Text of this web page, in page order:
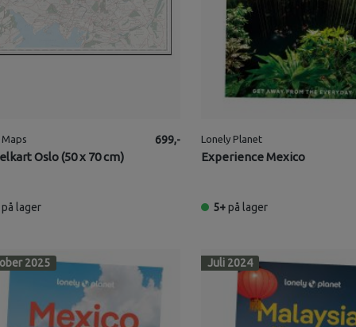
Oslo (50 x 70 cm)
699,-
på lager
Lonely Planet
Experience Mexico
5+ på lager
2025 Juli 2024